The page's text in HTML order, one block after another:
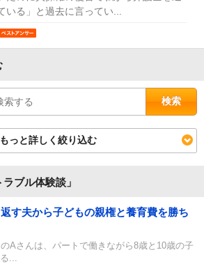
いる」と過去に言ってい...
検索
もっと詳しく絞り込む
ブル体験談」
す夫から子どもの親権と養育費を勝ち
Aさんは、パートで働きながら8歳と10歳の子
...